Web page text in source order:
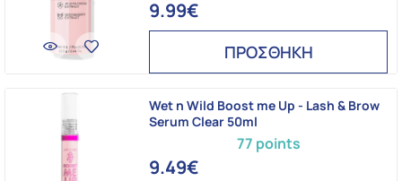
9.99€
ΠΡΟΣΘΗΚΗ
77 points
Wet n Wild Boost me Up - Lash & Brow
Serum Clear 50ml
9.49€